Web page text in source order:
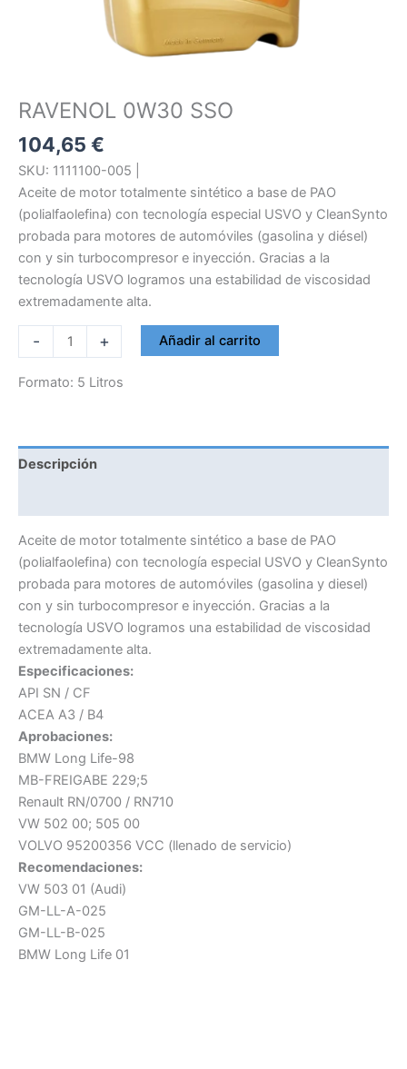
RAVENOL 0W30 SSO
104,65 €
SKU: 1111100-005 |
Aceite de motor totalmente sintético a base de PAO
(polialfaolefina) con tecnología especial USVO y CleanSynto
probada para motores de automóviles (gasolina y diésel)
con y sin turbocompresor e inyección. Gracias a la
tecnología USVO logramos una estabilidad de viscosidad
extremadamente alta.
-
RAVENOL
0W30
SSO
+ Añadir al carrito
Formato: 5 Litros
Descripción
Aceite de motor totalmente sintético a base de PAO
(polialfaolefina) con tecnología especial USVO y CleanSynto
probada para motores de automóviles (gasolina y diesel)
con y sin turbocompresor e inyección. Gracias a la
tecnología USVO logramos una estabilidad de viscosidad
extremadamente alta.
Especificaciones:
API SN / CF
ACEA A3 / B4
Aprobaciones:
BMW Long Life-98
MB-FREIGABE 229;5
Renault RN/0700 / RN710
VW 502 00; 505 00
VOLVO 95200356 VCC (llenado de servicio)
Recomendaciones:
VW 503 01 (Audi)
GM-LL-A-025
GM-LL-B-025
BMW Long Life 01